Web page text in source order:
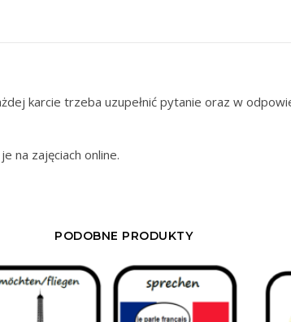
karcie trzeba uzupełnić pytanie oraz w
na zajęciach online.
PODOBNE PRODUKTY